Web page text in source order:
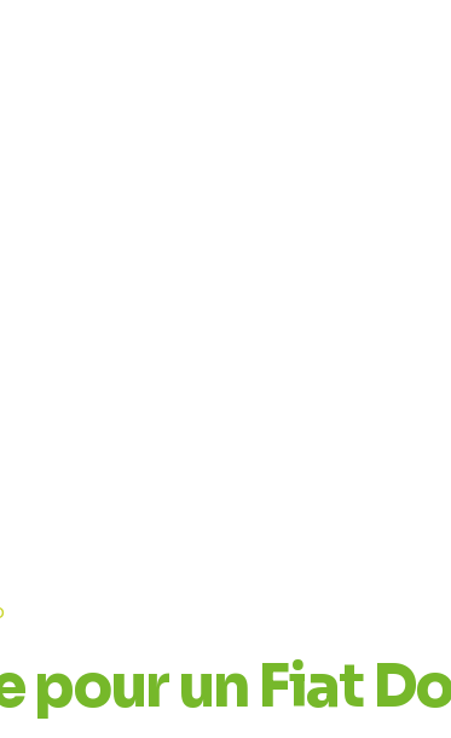
un Fiat